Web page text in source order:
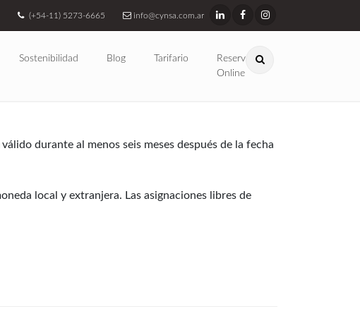
(+54-11) 5273-6665 info@cynsa.com.ar
Sostenibilidad Blog Tarifario
Reservas
Online
durante al menos seis meses después de la fecha
local y extranjera. Las asignaciones libres de
nueces, carne y productos orgánicos. Las